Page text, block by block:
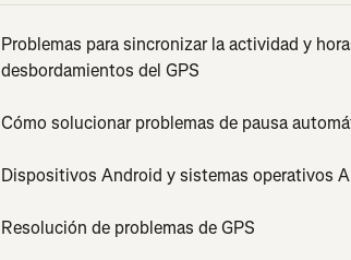
Problemas para sincronizar la actividad y
desbordamientos del GPS
Cómo solucionar problemas de pausa
Dispositivos Android y sistemas operativos
Resolución de problemas de GPS